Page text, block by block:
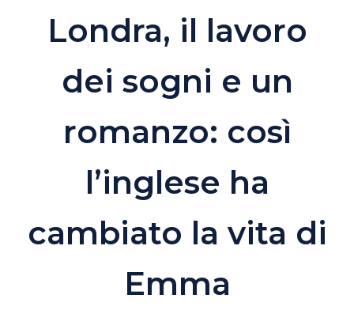
Londra, il lavoro
dei sogni e un
romanzo: così
l’inglese ha
cambiato la vita di
Emma